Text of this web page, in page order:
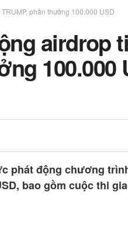
phần thưởng 100.000 USD
airdrop
100.000
phát động chương
bao gồm cuộc thi